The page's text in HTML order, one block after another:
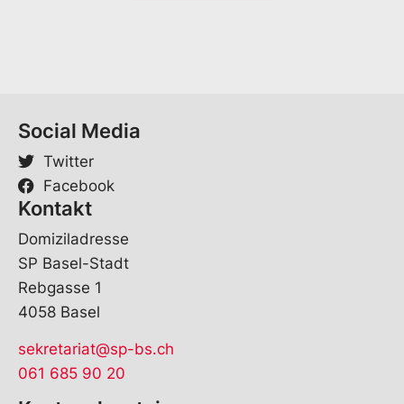
Social Media
Twitter
Facebook
Kontakt
Domiziladresse
SP Basel-Stadt
Rebgasse 1
4058 Basel
sekretariat@sp-bs.ch
061 685 90 20